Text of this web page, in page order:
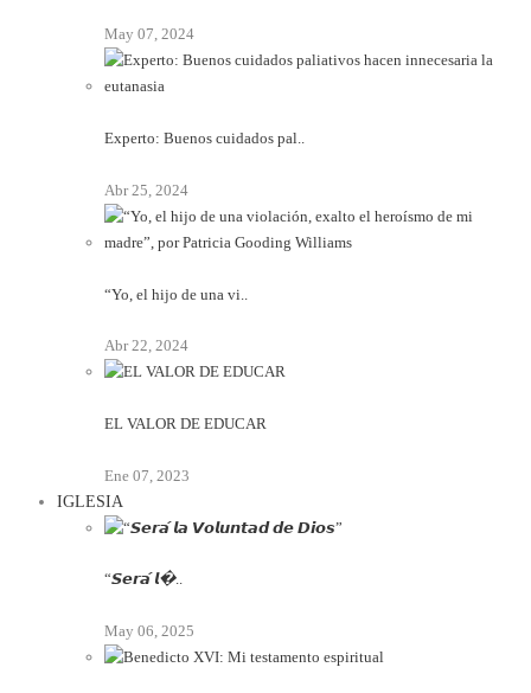
May 07, 2024
Experto: Buenos cuidados pal..
Abr 25, 2024
“Yo, el hijo de una vi..
Abr 22, 2024
EL VALOR DE EDUCAR
Ene 07, 2023
IGLESIA
“𝙎𝙚𝙧𝙖́ 𝙡�..
May 06, 2025